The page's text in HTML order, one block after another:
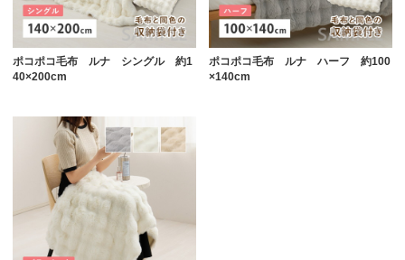
ポコポコ毛布 ルナ シングル 約1
40×200cm
ポコポコ毛布 ルナ ハーフ 約100
×140cm